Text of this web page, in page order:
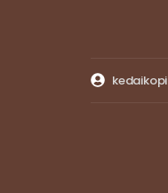
kedaikopi